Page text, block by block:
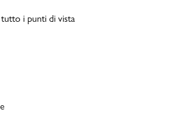
i punti di vista